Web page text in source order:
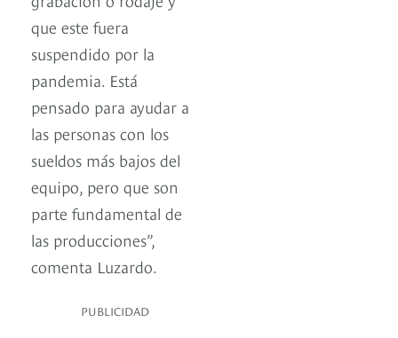
que este fuera
suspendido por la
pandemia. Está
pensado para ayudar a
las personas con los
sueldos más bajos del
equipo, pero que son
parte fundamental de
las producciones”,
comenta Luzardo.
PUBLICIDAD